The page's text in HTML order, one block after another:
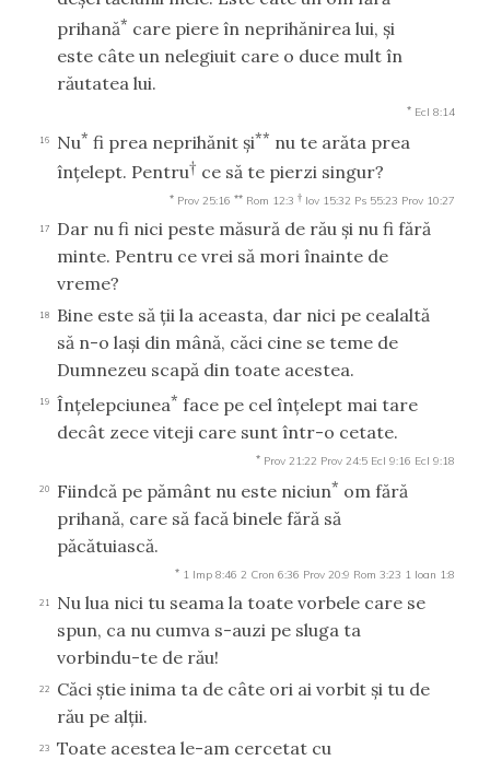
prihană* care piere în neprihănirea lui, şi
este câte un nelegiuit care o duce mult în
răutatea lui.
* Ecl 8:14
16 Nu* fi prea neprihănit şi** nu te arăta prea
înţelept. Pentru† ce să te pierzi singur?
* Prov 25:16 ** Rom 12:3 † Iov 15:32 Ps 55:23 Prov 10:27
17
Dar nu fi nici peste măsură de rău şi nu fi fără
minte. Pentru ce vrei să mori înainte de
vreme?
18
Bine este să ţii la aceasta, dar nici pe cealaltă
să n-o laşi din mână, căci cine se teme de
Dumnezeu scapă din toate acestea.
19 Înţelepciunea* face pe cel înţelept mai tare
decât zece viteji care sunt într-o cetate.
* Prov 21:22 Prov 24:5 Ecl 9:16 Ecl 9:18
20 Fiindcă pe pământ nu este niciun* om fără
prihană, care să facă binele fără să
păcătuiască.
* 1 Imp 8:46 2 Cron 6:36 Prov 20:9 Rom 3:23 1 Ioan 1:8
21
Nu lua nici tu seama la toate vorbele care se
spun, ca nu cumva s-auzi pe sluga ta
vorbindu-te de rău!
22
Căci ştie inima ta de câte ori ai vorbit şi tu de
rău pe alţii.
23
Toate acestea le-am cercetat cu